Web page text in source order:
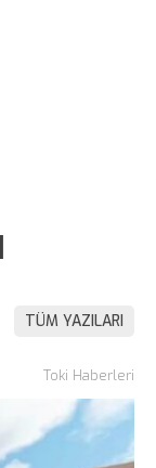
TÜM YAZILARI
Toki Haberleri